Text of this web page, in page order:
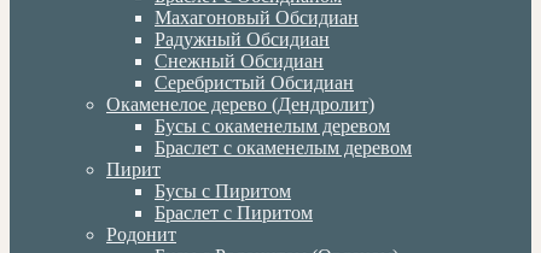
Махагоновый Обсидиан
Радужный Обсидиан
Снежный Обсидиан
Серебристый Обсидиан
Окаменелое дерево (Дендролит)
Бусы с окаменелым деревом
Браслет с окаменелым деревом
Пирит
Бусы с Пиритом
Браслет с Пиритом
Родонит